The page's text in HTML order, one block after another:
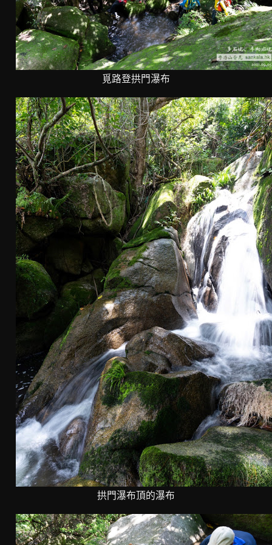
覓路登拱門瀑布
拱門瀑布頂的瀑布